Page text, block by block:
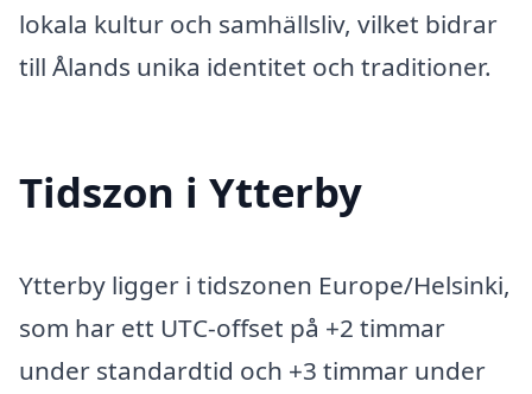
lokala kultur och samhällsliv, vilket bidrar
till Ålands unika identitet och traditioner.
Tidszon i Ytterby
Ytterby ligger i tidszonen Europe/Helsinki,
som har ett UTC-offset på +2 timmar
under standardtid och +3 timmar under